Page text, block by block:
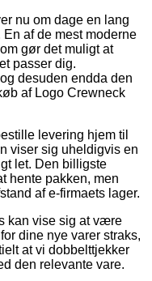
nu om dage en lang
af de mest moderne
gør det muligt at
passer dig.
desuden endda den
af Logo Crewneck
levering hjem til
viser sig uheldigvis en
let. Den billigste
hente pakken, men
af e-firmaets lager.
kan vise sig at være
dine nye varer straks,
at vi dobbelttjekker
den relevante vare.